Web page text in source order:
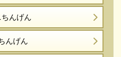
ちんげん
んげん